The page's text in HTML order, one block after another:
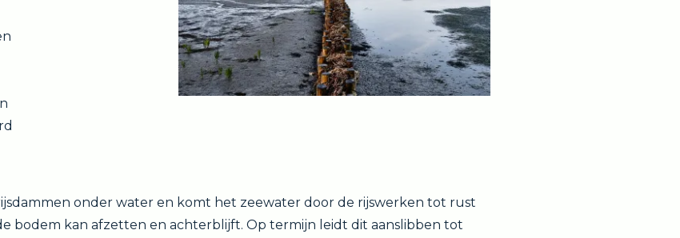
onder water en komt het zeewater door de rijswerken tot rust
bodem kan afzetten en achterblijft. Op termijn leidt dit aanslibben tot